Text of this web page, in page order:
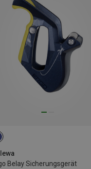
Belay Sicherungsgerät